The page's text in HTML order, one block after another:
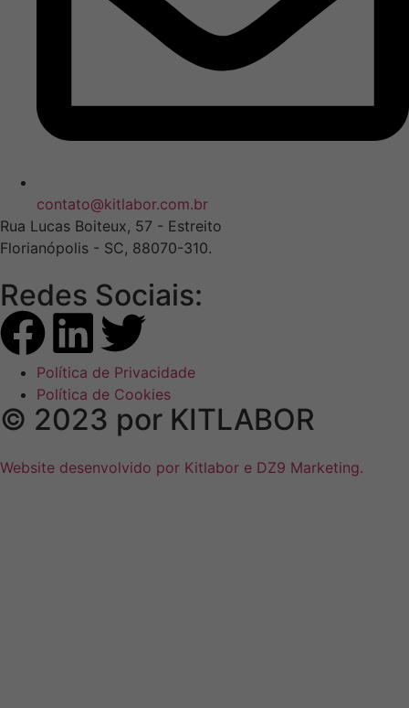
contato@kitlabor.com.br
Rua Lucas Boiteux, 57 - Estreito
Florianópolis - SC, 88070-310.
Redes Sociais:
Política de Privacidade
Política de Cookies
© 2023 por KITLABOR
Website desenvolvido por Kitlabor e DZ9 Marketing.